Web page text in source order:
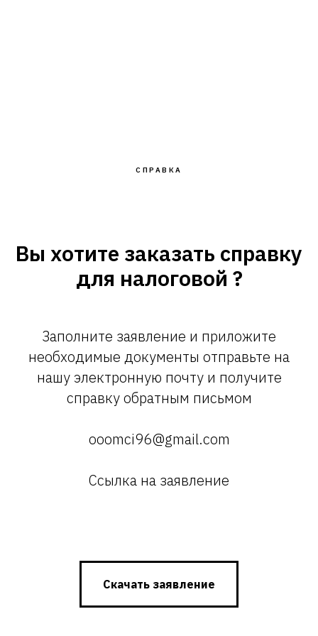
СПРАВКА
Вы хотите заказать справку
для налоговой ?
Заполните заявление и приложите
необходимые документы отправьте на
нашу электронную почту и получите
справку обратным письмом
ooomci96@gmail.com
Ссылка на заявление
Скачать заявление